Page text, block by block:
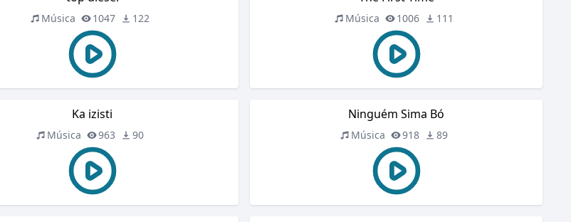
Música 1047 122 Música 1006 111
Ka izisti
Música 963 90
Ninguém Sima Bó
Música 918 89